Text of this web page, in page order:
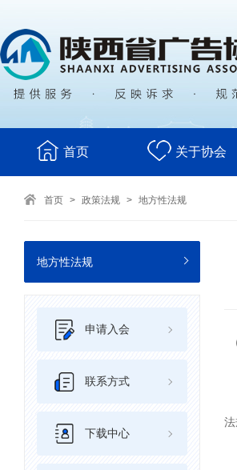
首页 关于协会
首页 > 政策法规 > 地方性法规
地方性法规
申请入会
联系方式
下载中心